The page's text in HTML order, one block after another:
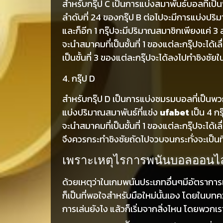
สำหรับกรุ๊ป C เป็นการแบ่งสมาพันธ์บอลที่เ
ลำดับที่ 24 ของกรุ๊ป B ต่อไปจะมีการแบ่งป
และก็อีก 1 กรุ๊ปจะมีปริมาณสมาชิกเพียงแค่
จะนำสมาคมที่เป็นชั้นที่ 1 ของแต่ละกรุ๊ปจะไ
เป็นชั้นที่ 3 ของแต่ละกรุ๊ปจะได้ลงไปทำชิงชัย
4. กรุ๊ป D
สำหรับกรุ๊ป D เป็นการแบ่งชมรมบอลที่เป็น
แบ่งปริมาณสมาพันธ์ที่แข่ง ufabetเป็น 4 ก
จะนำสมาคมที่เป็นชั้นที่ 1 ของแต่ละกรุ๊ปจะได้
จึงควรกระทำชิงชัยถัดไปจวบจนกระทั่งจะเป็
เพราะเหตุไรการพนันบอลออน
ด้วยเหตุว่าในเกมพนันประเภทอื่นๆมีอัตราก
ก็เป็นที่พอใจสำหรับมือใหม่นั้นเอง โดยในบท
การเล่นยังไง แล้วก็เริ่มจากสิ่งไหน โดยพวก